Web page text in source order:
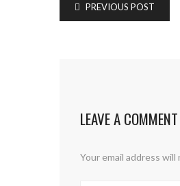
PREVIOUS POST
LEAVE A COMMENT
Your email address